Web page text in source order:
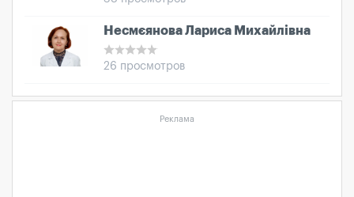
Несмєянова Лариса Михайлівна
26 просмотров
Реклама